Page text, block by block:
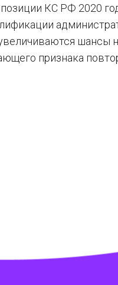
позиции КС РФ 2020
признака